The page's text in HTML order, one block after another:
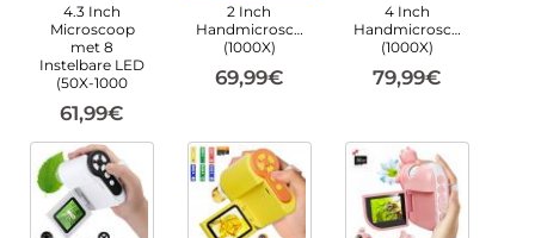
4.3 Inch
Microscoop
met 8
Instelbare LED
(50X-1000
61,99€
2 Inch
Handmicroscoop
(1000X)
69,99€
4 Inch
Handmicroscoop
(1000X)
79,99€